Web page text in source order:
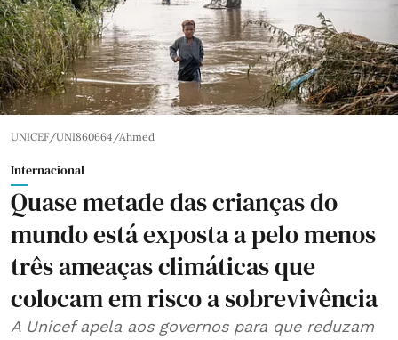
UNICEF/UNI860664/Ahmed
Internacional
Quase metade das crianças do
mundo está exposta a pelo menos
três ameaças climáticas que
colocam em risco a sobrevivência
A Unicef apela aos governos para que reduzam